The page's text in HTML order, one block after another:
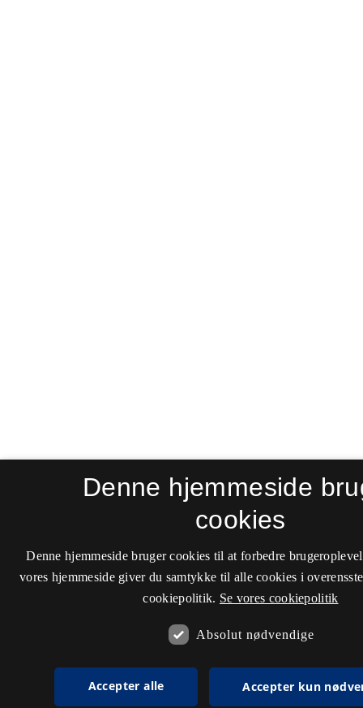
Denne hjemmeside
cookies
Denne hjemmeside bruger cookies til at forbedre
vores hjemmeside giver du samtykke til alle cookies i
cookiepolitik. Se vores cookiepolitik
Absolut nødvendige
Accepter alle Accepter kun